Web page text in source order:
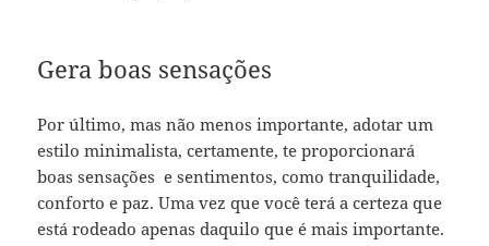
Gera boas sensações
Por último, mas não menos importante, adotar um
estilo minimalista, certamente, te proporcionará
boas sensações e sentimentos, como tranquilidade,
conforto e paz. Uma vez que você terá a certeza que
está rodeado apenas daquilo que é mais importante.